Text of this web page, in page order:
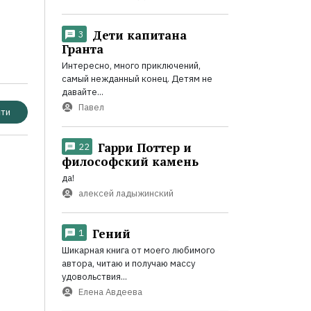
3
Дети капитана
Гранта
Интересно, много приключений,
самый нежданный конец. Детям не
давайте...
Павел
22
Гарри Поттер и
философский камень
да!
алексей ладыжинский
1 Гений
Шикарная книга от моего любимого
автора, читаю и получаю массу
удовольствия...
Елена Авдеева